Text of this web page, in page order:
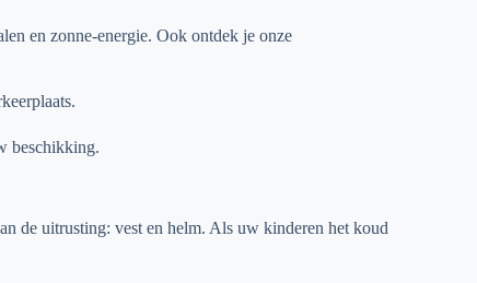
en zonne-energie. Ook ontdek je onze
beschikking.
de uitrusting: vest en helm. Als uw kinderen het koud